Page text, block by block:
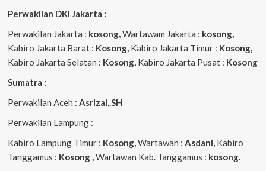
Perwakilan DKI Jakarta :
Perwakilan Jakarta : kosong,Wartawam Jakarta : kosong,
Kabiro Jakarta Barat : Kosong, Kabiro Jakarta Timur : Kosong,
Kabiro Jakarta Selatan : Kosong, Kabiro Jakarta Pusat : Kosong
Sumatra :
Perwakilan Aceh : Asrizal,.SH
Perwakilan Lampung :
Kabiro Lampung Timur : Kosong,Wartawan : Asdani, Kabiro
Tanggamus : Kosong ,Wartawan Kab. Tanggamus : kosong.